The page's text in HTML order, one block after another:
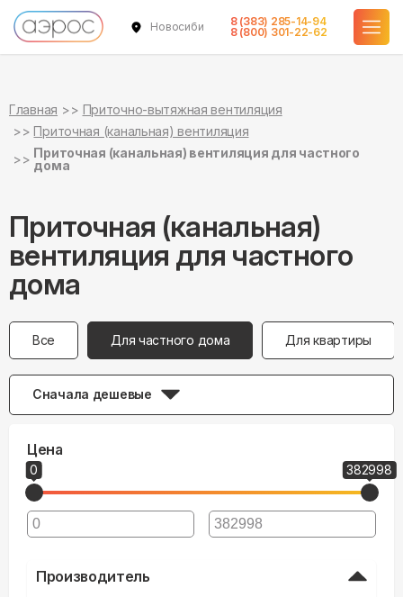
Новосибирск
8 (383) 285-14-94
8 (800) 301-22-62
Главная
Приточно-вытяжная вентиляция
Приточная (канальная) вентиляция
Приточная (канальная) вентиляция для частного
дома
Приточная (канальная)
вентиляция для частного
дома
Все Для частного дома Для квартиры
Сначала дешевые
Цена
0 382998
Производитель